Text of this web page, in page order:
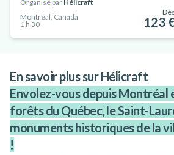
Organisé par Hélicraft
Montréal, Canada
1 h 30
Dès
123
En savoir plus sur Hélicraft
Envolez-vous depuis Montréal
forêts du Québec, le Saint-
monuments historiques de la
!